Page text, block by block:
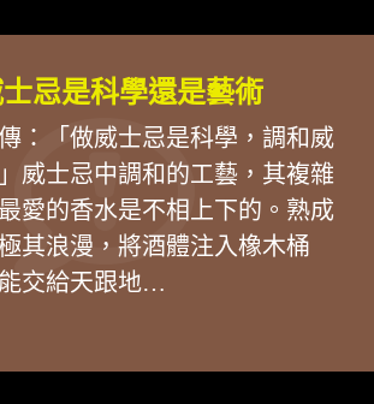
忌是科學還是藝術
：「做威士忌是科學，調和威
威士忌中調和的工藝，其複雜
愛的香水是不相上下的。熟成
其浪漫，將酒體注入橡木桶
交給天跟地…